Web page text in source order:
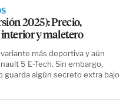
2025): Precio,
y maletero
más deportiva y aún
5 E-Tech. Sin embargo,
guarda algún secreto extra bajo